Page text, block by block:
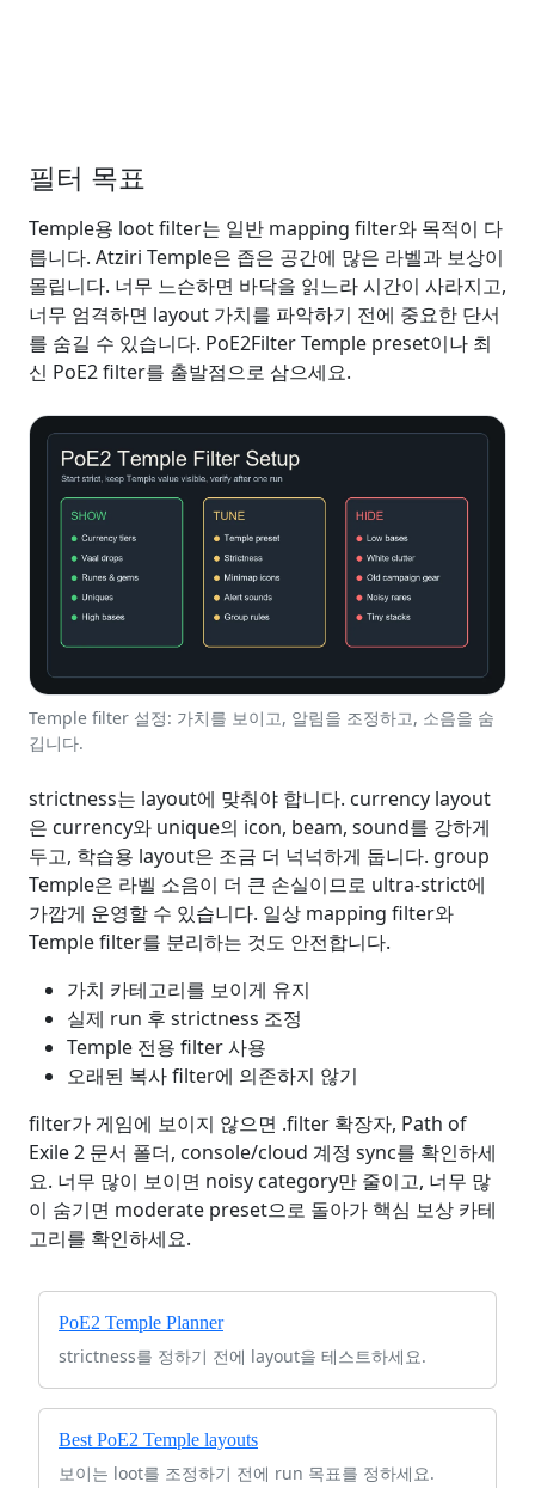
필터 목표
Temple용 loot filter는 일반 mapping filter와 목적이 다
릅니다. Atziri Temple은 좁은 공간에 많은 라벨과 보상이
몰립니다. 너무 느슨하면 바닥을 읽느라 시간이 사라지고,
너무 엄격하면 layout 가치를 파악하기 전에 중요한 단서
를 숨길 수 있습니다. PoE2Filter Temple preset이나 최
신 PoE2 filter를 출발점으로 삼으세요.
Temple filter 설정: 가치를 보이고, 알림을 조정하고, 소음을 숨
깁니다.
strictness는 layout에 맞춰야 합니다. currency layout
은 currency와 unique의 icon, beam, sound를 강하게
두고, 학습용 layout은 조금 더 넉넉하게 둡니다. group
Temple은 라벨 소음이 더 큰 손실이므로 ultra-strict에
가깝게 운영할 수 있습니다. 일상 mapping filter와
Temple filter를 분리하는 것도 안전합니다.
가치 카테고리를 보이게 유지
실제 run 후 strictness 조정
Temple 전용 filter 사용
오래된 복사 filter에 의존하지 않기
filter가 게임에 보이지 않으면 .filter 확장자, Path of
Exile 2 문서 폴더, console/cloud 계정 sync를 확인하세
요. 너무 많이 보이면 noisy category만 줄이고, 너무 많
이 숨기면 moderate preset으로 돌아가 핵심 보상 카테
고리를 확인하세요.
PoE2 Temple Planner
strictness를 정하기 전에 layout을 테스트하세요.
Best PoE2 Temple layouts
보이는 loot를 조정하기 전에 run 목표를 정하세요.